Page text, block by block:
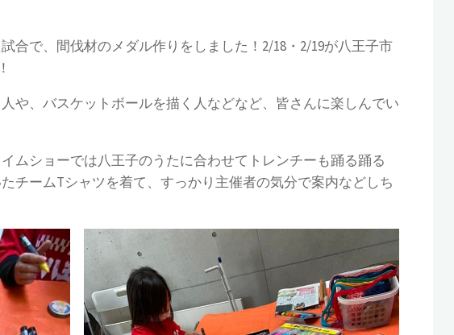
合で、間伐材のメダル作りをしました！2/18・2/19が八王子市
、バスケットボールを描く人などなど、皆さんに楽しんでい
ムショーでは八王子のうたに合わせてトレンチーも踊る踊る
チームTシャツを着て、すっかり主催者の気分で案内などしち